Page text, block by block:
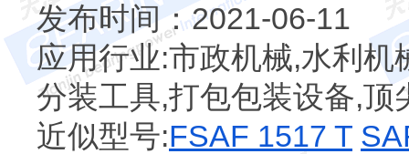
发布时间：2021-06-11
应用行业:市政机械,水利
分装工具,打包包装设备,
近似型号:FSAF 1517 T